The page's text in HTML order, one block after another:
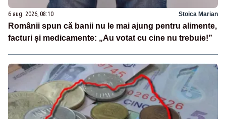
6 aug. 2026, 08:10 Stoica Marian
Românii spun că banii nu le mai ajung pentru alimente,
facturi și medicamente: „Au votat cu cine nu trebuie!”